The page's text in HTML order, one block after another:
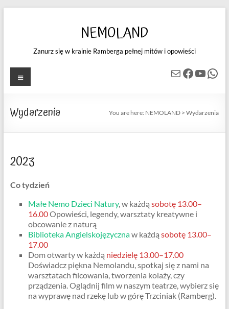
NEMOLAND
Zanurz się w krainie Ramberga pełnej mitów i opowieści
Mail Facebook YouTube WhatsApp
Menu
Wydarzenia You are here: NEMOLAND >Wydarzenia
2023
Co tydzień
Małe Nemo Dzieci Natury, w każdą sobotę 13.00–
16.00Opowieści, legendy, warsztaty kreatywne i
obcowanie z naturą
Biblioteka Angielskojęzycznaw każdą sobotę 13.00–
17.00
Dom otwarty w każdą niedzielę 13.00–17.00
Doświadcz piękna Nemolandu, spotkaj się z nami na
warsztatach filcowania, tworzenia kolaży, czy
prządzenia. Oglądnij film w naszym teatrze, wybierz się
na wyprawę nad rzekę lub w górę Trzciniak (Ramberg).